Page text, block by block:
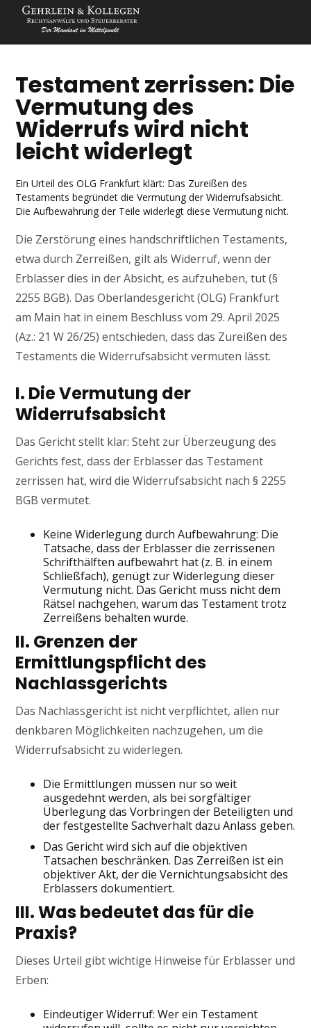
Testament zerrissen: Die
Vermutung des
Widerrufs wird nicht
leicht widerlegt
Ein Urteil des OLG Frankfurt klärt: Das Zureißen des
Testaments begründet die Vermutung der Widerrufsabsicht.
Die Aufbewahrung der Teile widerlegt diese Vermutung nicht.
Die Zerstörung eines handschriftlichen Testaments,
etwa durch Zerreißen, gilt als Widerruf, wenn der
Erblasser dies in der Absicht, es aufzuheben, tut (§
2255 BGB). Das Oberlandesgericht (OLG) Frankfurt
am Main hat in einem Beschluss vom 29. April 2025
(Az.: 21 W 26/25) entschieden, dass das Zureißen des
Testaments die Widerrufsabsicht vermuten lässt.
I. Die Vermutung der
Widerrufsabsicht
Das Gericht stellt klar: Steht zur Überzeugung des
Gerichts fest, dass der Erblasser das Testament
zerrissen hat, wird die Widerrufsabsicht nach § 2255
BGB vermutet.
Keine Widerlegung durch Aufbewahrung: Die
Tatsache, dass der Erblasser die zerrissenen
Schrifthälften aufbewahrt hat (z. B. in einem
Schließfach), genügt zur Widerlegung dieser
Vermutung nicht. Das Gericht muss nicht dem
Rätsel nachgehen, warum das Testament trotz
Zerreißens behalten wurde.
II. Grenzen der
Ermittlungspflicht des
Nachlassgerichts
Das Nachlassgericht ist nicht verpflichtet, allen nur
denkbaren Möglichkeiten nachzugehen, um die
Widerrufsabsicht zu widerlegen.
Die Ermittlungen müssen nur so weit
ausgedehnt werden, als bei sorgfältiger
Überlegung das Vorbringen der Beteiligten und
der festgestellte Sachverhalt dazu Anlass geben.
Das Gericht wird sich auf die objektiven
Tatsachen beschränken. Das Zerreißen ist ein
objektiver Akt, der die Vernichtungsabsicht des
Erblassers dokumentiert.
III. Was bedeutet das für die
Praxis?
Dieses Urteil gibt wichtige Hinweise für Erblasser und
Erben:
Eindeutiger Widerruf: Wer ein Testament